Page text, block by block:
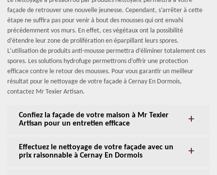
façade de retrouver une nouvelle jeunesse. Cependant, s’arrêter à cette
étape ne suffira pas pour venir à bout des mousses qui ont envahi
précédemment vos murs. En effet, ces végétaux ont la possibilité
d’étendre leur zone de prolifération en éparpillant leurs spores.
L’utilisation de produits anti-mousse permettra d’éliminer totalement ces
spores. Les solutions hydrofuge permettrons d’offrir une protection
efficace contre le retour des mousses. Pour vous garantir un meilleur
résultat pour le nettoyage de votre façade à Cernay En Dormois,
contactez Mr Texier Artisan.
Confiez la façade de votre maison à Mr Texier
Artisan pour un entretien efficace
Effectuez le nettoyage de votre façade avec un
prix raisonnable à Cernay En Dormois